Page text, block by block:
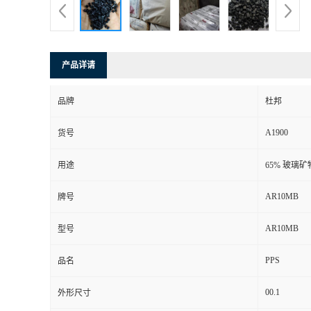
产品详请
品牌 杜邦
货号 A1900
用途 65% 玻璃矿
牌号 AR10MB
型号 AR10MB
品名 PPS
外形尺寸 00.1